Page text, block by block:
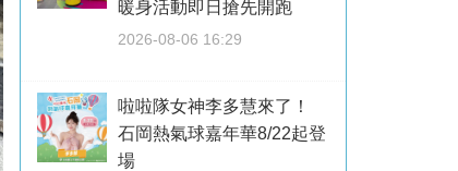
暖身活動即日搶先開跑
2026-08-06 16:29
啦啦隊女神李多慧來了！
石岡熱氣球嘉年華8/22起登
場